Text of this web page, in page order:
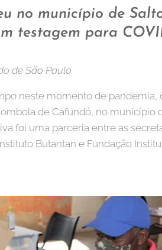
no município de
testagem para
de São Paulo
neste momento de pandemia,
de Cafundó, no município
foi uma parceria entre as
Butantan e Fundação